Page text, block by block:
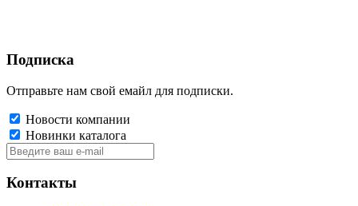
Подписка
Отправьте нам свой емайл для подписки.
Новости компании
Новинки каталога
Контакты